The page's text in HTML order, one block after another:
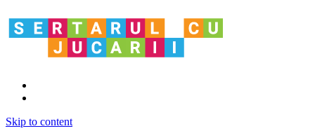
Skip to content